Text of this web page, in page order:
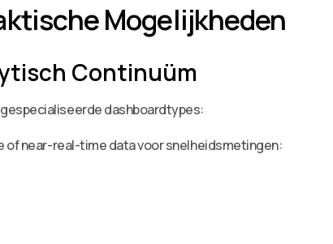
Mogelijkheden
Continuüm
dashboardtypes:
near-real-time data voor snelheidsmetingen: